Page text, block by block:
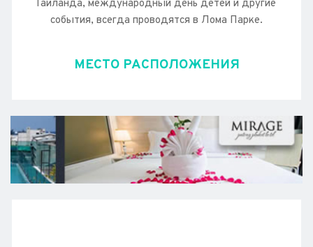
Таиланда, международный день детей и другие
события, всегда проводятся в Лома Парке.
МЕСТО РАСПОЛОЖЕНИЯ